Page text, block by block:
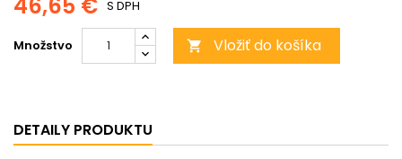
S DPH
Množstvo  Vložiť do košíka
DETAILY PRODUKTU